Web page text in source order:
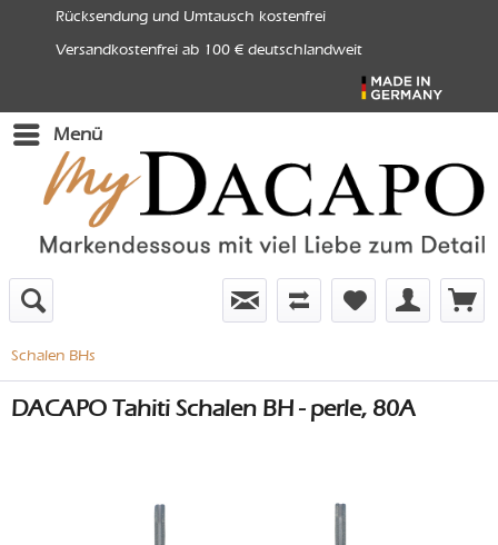
Rücksendung und Umtausch kostenfrei
Versandkostenfrei ab 100 € deutschlandweit
Menü
Schalen BHs
DACAPO Tahiti Schalen BH - perle, 80A